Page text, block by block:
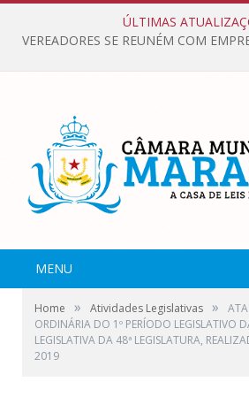
ÚLTIMAS
MENU
Home » Atividades Legislativas »
ORDINÁRIA DO 1º PERÍODO LEGISLATIVO
LEGISLATIVA DA 48ª LEGISLATURA,
2019